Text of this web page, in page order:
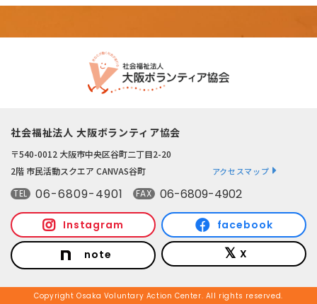
社会福祉法人 大阪ボランティア協会
〒540-0012 大阪市中央区谷町二丁目2-20
2階 市民活動スクエア CANVAS谷町
アクセスマップ
TEL 06-6809-4901 FAX 06-6809-4902
Instagram facebook
note X
Copyright Osaka Voluntary Action Center. All rights reserved.